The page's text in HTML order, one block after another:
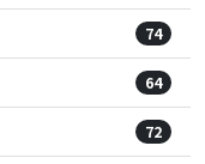
74
64
72